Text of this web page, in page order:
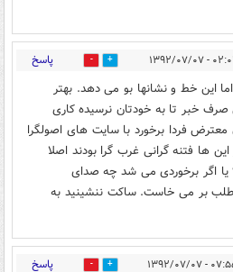
- ۱۳۹۲/۰۷/۰۷ 0 پاسخ
این خط و نشانها بو می دهد. بهتر
خبر تا به خودتان نرسیده کاری
معترض فردا برخورد با سایت های اصولگرا
ها فتنه گرانی غرب گرا بودند اصلا
یا اگر برخوردی می شد چه صدای
طلب بر می خاست. ساکت ننشینید به
- ۱۳۹۲/۰۷/۰۷ 0 پاسخ